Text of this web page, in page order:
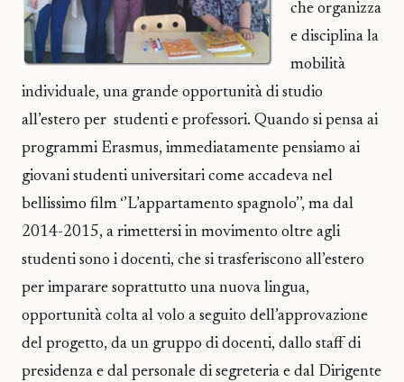
che organizza
e disciplina la
mobilità
individuale, una grande opportunità di studio
all’estero per studenti e professori. Quando si pensa ai
programmi Erasmus, immediatamente pensiamo ai
giovani studenti universitari come accadeva nel
bellissimo film ‘’L’appartamento spagnolo’’, ma dal
2014-2015, a rimettersi in movimento oltre agli
studenti sono i docenti, che si trasferiscono all’estero
per imparare soprattutto una nuova lingua,
opportunità colta al volo a seguito dell’approvazione
del progetto, da un gruppo di docenti, dallo staff di
presidenza e dal personale di segreteria e dal Dirigente